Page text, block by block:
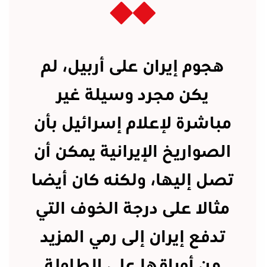
هجوم إيران على أربيل، لم
يكن مجرد وسيلة غير
مباشرة لإعلام إسرائيل بأن
الصواريخ الإيرانية يمكن أن
تصل إليها، ولكنه كان أيضا
مثالا على درجة الخوف التي
تدفع إيران إلى رمي المزيد